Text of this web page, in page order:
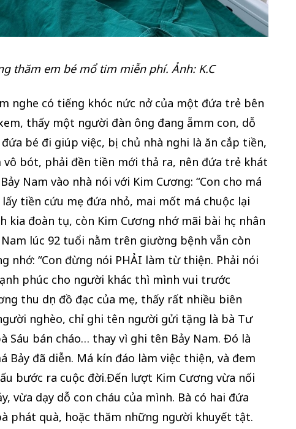
thăm em bé mổ tim miễn phí. Ảnh: K.C
nghe có tiếng khóc nức nở của một đứa trẻ bên
thấy một người đàn ông đang ẵmm con, dỗ
bé đi giúp việc, bị chủ nhà nghi là ăn cắp tiền,
vô bót, phải đền tiền mới thả ra, nên đứa trẻ khát
Nam vào nhà nói với Kim Cương: “Con cho má
tiền cứu mẹ đứa nhỏ, mai mốt má chuộc lại
kia đoàn tụ, còn Kim Cương nhớ mãi bài học nhân
lúc 92 tuổi nằm trên giường bệnh vẫn còn
nhớ: “Con đừng nói PHẢI làm từ thiện. Phải nói
phúc cho người khác thì mình vui trước
thu dọn đồ đạc của mẹ, thấy rất nhiều biên
nghèo, chỉ ghi tên người gửi tặng là bà Tư
Sáu bán cháo… thay vì ghi tên Bảy Nam. Đó là
Bảy đã diễn. Má kín đáo làm việc thiện, và đem
bước ra cuộc đời.Đến lượt Kim Cương vừa nối
vừa dạy dỗ con cháu của mình. Bà có hai đứa
phát quà, hoặc thăm những người khuyết tật.